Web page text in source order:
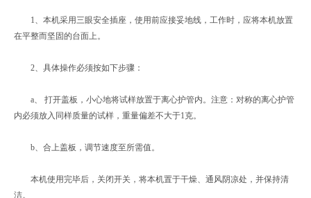
1、本机采用三眼安全插座，使用前应接妥地线，工作时，应将本机放置
在平整而坚固的台面上。
2、具体操作必须按如下步骤：
a、 打开盖板，小心地将试样放置于离心护管内。注意：对称的离心护管
内必须放入同样质量的试样，重量偏差不大于1克。
b、合上盖板，调节速度至所需值。
本机使用完毕后，关闭开关，将本机置于干燥、通风阴凉处，并保持清
洁。